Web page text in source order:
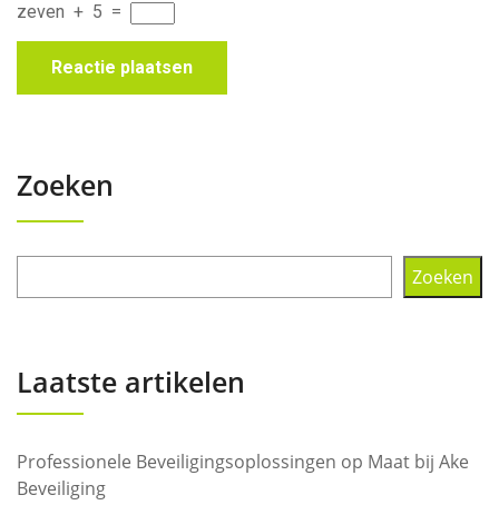
zeven + 5 =
Zoeken
Zoeken
Laatste artikelen
Professionele Beveiligingsoplossingen op Maat bij Ake
Beveiliging